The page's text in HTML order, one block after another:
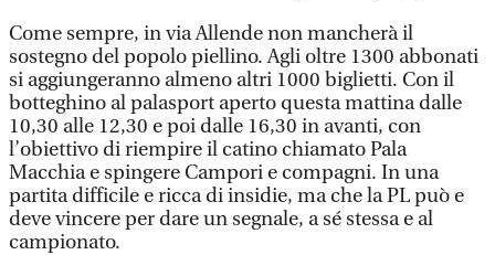
Come sempre, in via Allende non mancherà il
sostegno del popolo piellino. Agli oltre 1300 abbonati
si aggiungeranno almeno altri 1000 biglietti. Con il
botteghino al palasport aperto questa mattina dalle
10,30 alle 12,30 e poi dalle 16,30 in avanti, con
l’obiettivo di riempire il catino chiamato Pala
Macchia e spingere Campori e compagni. In una
partita difficile e ricca di insidie, ma che la PL può e
deve vincere per dare un segnale, a sé stessa e al
campionato.